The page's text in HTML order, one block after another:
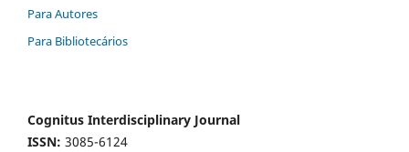
Para Autores
Para Bibliotecários
Cognitus Interdisciplinary Journal
ISSN: 3085-6124